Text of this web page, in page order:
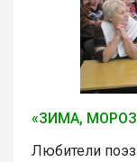
«ЗИМА,
Любители